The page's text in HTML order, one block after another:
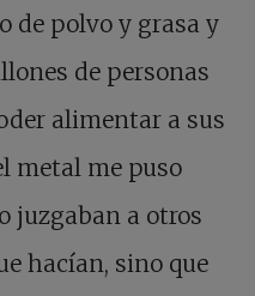
de polvo y grasa y
de personas
alimentar a sus
metal me puso
juzgaban a otros
hacían, sino que